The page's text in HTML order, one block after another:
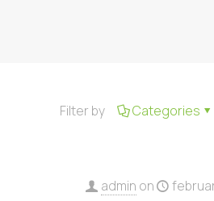
Filter by Categories
admin on